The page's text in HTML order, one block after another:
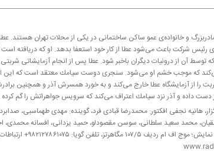
و خانواده‌ی عمو ساكن ساختمانی در یكی از محلات تهران هستند.
شركت باعث می‌شود عطا از كار خود استعفا بدهد. او كه دریافته
توسط آن از درونیات دیگران باخبر شود. عطا پس از انجام آزمایشاتی
كه موجب خشم او می‌شود. سنجری دوست سیامك معتقد است كه این
را از آزمایشگاه عطا خارج می‌كند و به خورد همسرش آذر و همچنین
داده و آذر نزد سیامك اعتراف می‌كند كه سرویس جواهراتش را گم
هانیه نجفی افكتور: محمدرضا قبادی فرد، گوینده: مهدی طهماسبی،
محمد سعید سلطانی، سوسن مقصودلو، حمید یزدانی، افسانه محمدی،
نوشین حسن زاده، نازنین مهیمنی، سهیلا تیراوی، مینو جبارزاده، محمدرضا قلم بر رادیو نمایش؛ موج اف ام ردیف ۱۰۷/۵ مگاهرتز، تلفن گویا: